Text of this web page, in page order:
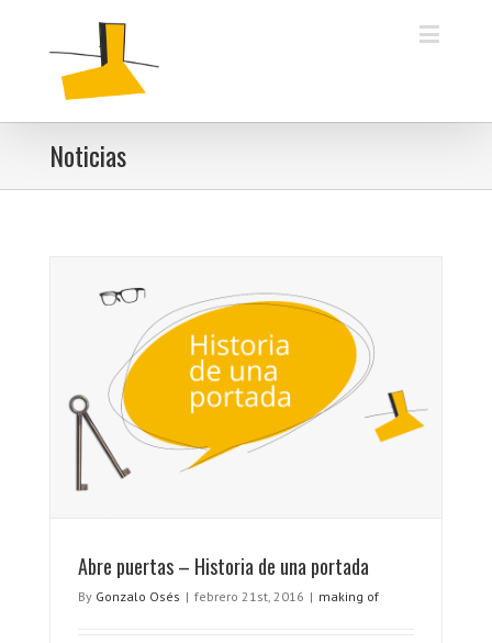
Noticias
Abre puertas – Historia de una portada
By Gonzalo Osés | febrero 21st, 2016 | making of